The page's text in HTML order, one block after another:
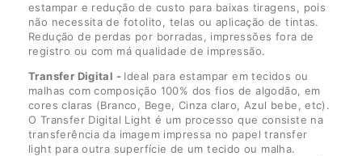
estampar e redução de custo para baixas tiragens, pois
não necessita de fotolito, telas ou aplicação de tintas.
Redução de perdas por borradas, impressões fora de
registro ou com má qualidade de impressão.
Transfer Digital - Ideal para estampar em tecidos ou
malhas com composição 100% dos fios de algodão, em
cores claras (Branco, Bege, Cinza claro, Azul bebe, etc).
O Transfer Digital Light é um processo que consiste na
transferência da imagem impressa no papel transfer
light para outra superfície de um tecido ou malha.